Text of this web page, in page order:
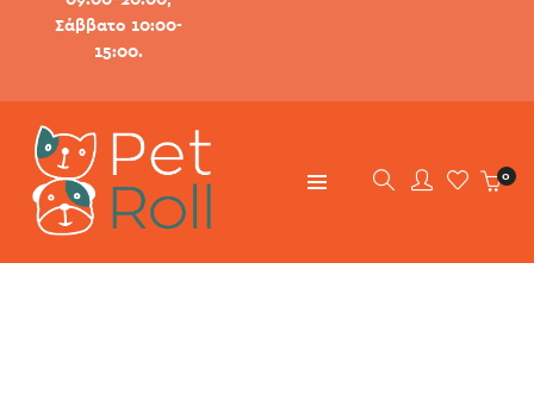
Σάββατο 10:00-
15:00.
0